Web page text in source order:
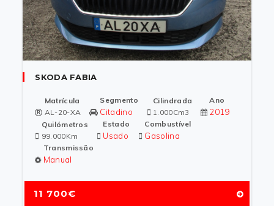
SKODA FABIA
Matrícula
AL-20-XA
Segmento
Citadino
Cilindrada
1.000Cm3
Ano
2019
Quilómetros
99.000Km
Estado
Usado
Combustível
Gasolina
Transmissão
Manual
11 700€